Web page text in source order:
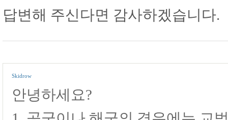
답변해 주신다면 감사하겠습니다.
Skidrow
안녕하세요?